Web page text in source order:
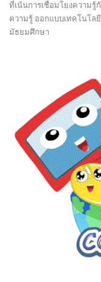
ที่เน้นการเชื่อมโยงความรู้
ความรู้ ออกแบบเทคโนโล
มัธยมศึกษา